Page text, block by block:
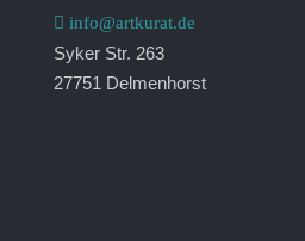
info@artkurat.de
Syker Str. 263
27751 Delmenhorst